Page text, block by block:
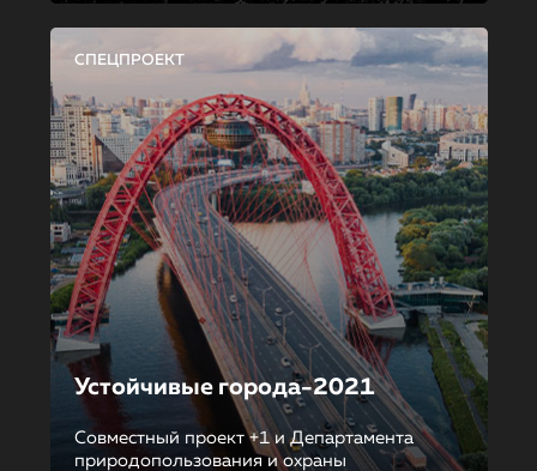
СПЕЦПРОЕКТ
Устойчивые города-2021
Совместный проект +1 и Департамента
природопользования и охраны